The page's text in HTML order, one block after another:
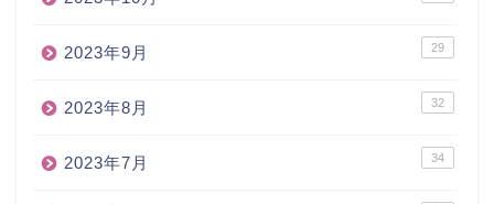
2023年9月 29
2023年8月 32
2023年7月 34